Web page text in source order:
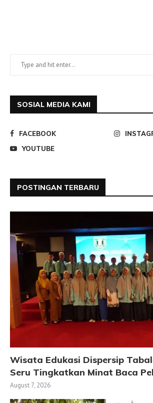
SOSIAL MEDIA KAMI
FACEBOOK
YOUTUBE
POSTINGAN TERBARU
Wisata Edukasi Dispersip
Seru Tingkatkan Minat Baca
August 7, 2026